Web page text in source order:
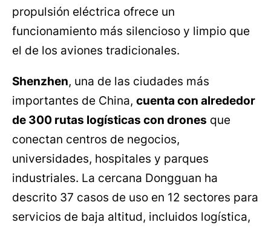
propulsión eléctrica ofrece un
funcionamiento más silencioso y limpio que
el de los aviones tradicionales.
Shenzhen, una de las ciudades más
importantes de China, cuenta con alrededor
de 300 rutas logísticas con drones que
conectan centros de negocios,
universidades, hospitales y parques
industriales. La cercana Dongguan ha
descrito 37 casos de uso en 12 sectores para
servicios de baja altitud, incluidos logística,